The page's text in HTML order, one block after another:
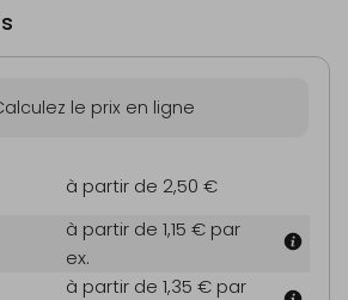
le prix en ligne
à partir de 2,50 €
à partir de 1,15 € par
ex.
à partir de 1,35 € par